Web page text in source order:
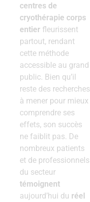
centres de
cryothérapie corps
entier fleurissent
partout, rendant
cette méthode
accessible au grand
public. Bien qu’il
reste des recherches
à mener pour mieux
comprendre ses
effets, son succès
ne faiblit pas. De
nombreux patients
et de professionnels
du secteur
témoignent
aujourd’hui du réel